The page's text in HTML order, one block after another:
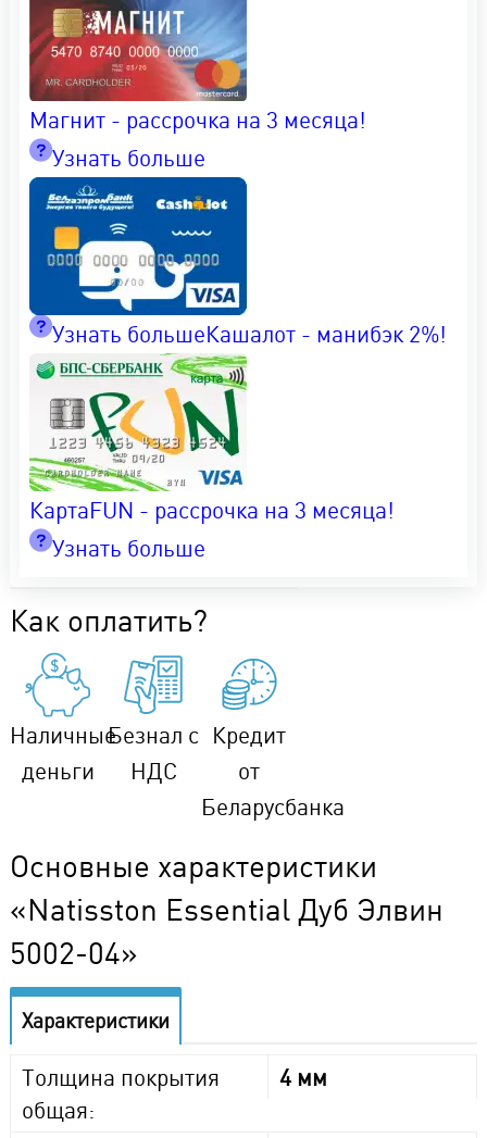
Магнит - рассрочка на 3 месяца!
Узнать больше
Кашалот - манибэк 2%!
Узнать больше
КартаFUN - рассрочка на 3 месяца!
Узнать больше
Как оплатить?
Наличные
деньги
Безнал с
НДС
Кредит
от
Беларусбанка
Основные характеристики
«Natisston Essential Дуб Элвин
5002-04»
Характеристики
Толщина покрытия
общая:
4 мм